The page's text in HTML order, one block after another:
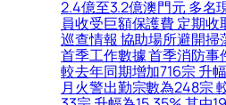
2.4億至3.2億澳門元 多名
員收受巨額保護費 定期
巡查情報 協助場所避開掃
首季工作數據 首季消防事
較去年同期增加716宗 升
月火警出勤宗數為248宗